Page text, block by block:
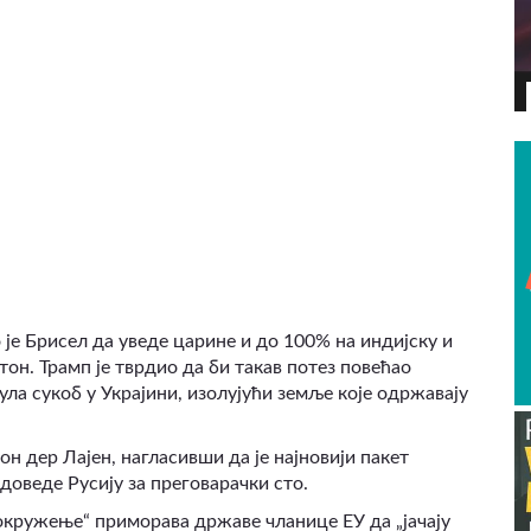
Брисел да уведе царине и до 100% на индијску и
Трамп је тврдио да би такав потез повећао
сукоб у Украјини, изолујући земље које одржавају
дер Лајен, нагласивши да је најновији пакет
Русију за преговарачки сто.
приморава државе чланице ЕУ да „јачају